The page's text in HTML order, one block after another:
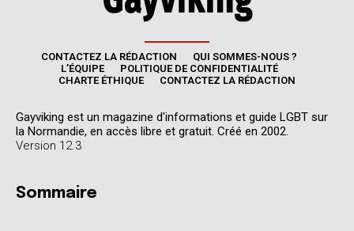
CONTACTEZ LA RÉDACTION
QUI SOMMES-NOUS ?
L’ÉQUIPE
POLITIQUE DE CONFIDENTIALITÉ
CHARTE ÉTHIQUE
CONTACTEZ LA RÉDACTION
Gayviking est un magazine d'informations et guide LGBT sur
la Normandie, en accès libre et gratuit. Créé en 2002.
Version 12.3
Sommaire